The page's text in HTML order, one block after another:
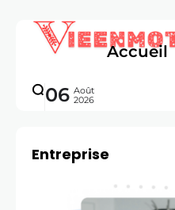
Accueil
06 Août
2026
Entreprise